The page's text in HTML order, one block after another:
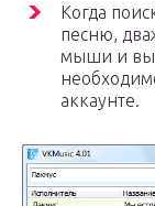
Когда
песню,
мыши и
аккаунте.